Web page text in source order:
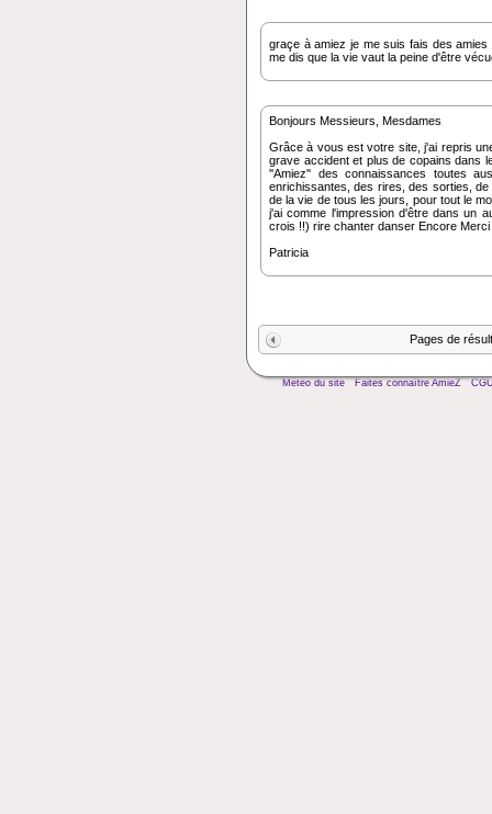
me dis que la vie vaut la peine d'être
Bonjours Messieurs, Mesdames
Grâce à vous est votre site, j'ai repris
grave accident et plus de copains dans
''Amiez'' des connaissances toutes
enrichissantes, des rires, des sorties,
de la vie de tous les jours, pour tout le
j'ai comme l'impression d'être dans un
crois !!) rire chanter danser Encore
Patricia
Pages de
Météo du site Faites connaître AmieZ